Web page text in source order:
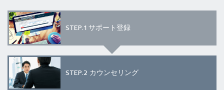
STEP.1 サポート登録
STEP.2 カウンセリング